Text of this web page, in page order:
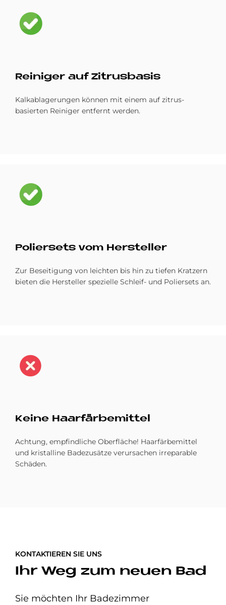
Bild
Rei­ni­ger auf Zi­trus­ba­sis
Kalkablagerungen können mit einem auf zitrus-
basierten Reiniger entfernt werden.
Bild
Po­lier­sets vom Her­stel­ler
Zur Beseitigung von leichten bis hin zu tiefen Kratzern
bieten die Hersteller spezielle Schleif- und Poliersets an.
Bild
Kei­ne Haar­fär­be­mit­tel
Achtung, empfindliche Oberfläche! Haarfärbemittel
und kristalline Badezusätze verursachen irreparable
Schäden.
KONTAKTIEREN SIE UNS
Ihr Weg zum neuen Bad
Sie möchten Ihr Badezimmer